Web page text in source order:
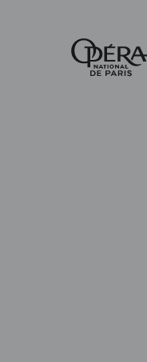
Accueil
-
Opéra
national